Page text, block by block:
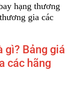
hạng thương
gia các
gì? Bảng giá
các hãng